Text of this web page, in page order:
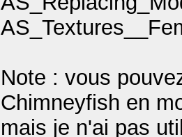
Note : vous
Chimneyfish en
mais je n'ai pas